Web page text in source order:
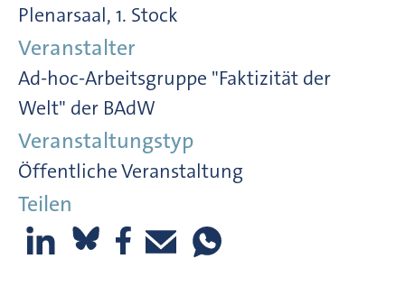
Plenarsaal, 1. Stock
Veranstalter
Ad-hoc-Arbeitsgruppe "Faktizität der
Welt" der BAdW
Veranstaltungstyp
Öffentliche Veranstaltung
Teilen